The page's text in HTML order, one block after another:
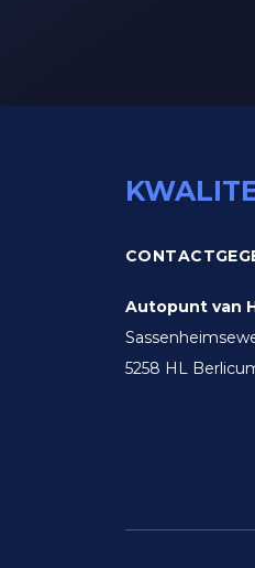
Autopunt van
5258 HL